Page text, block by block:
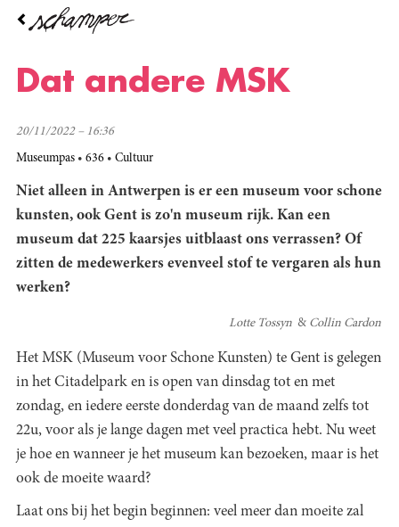
Overslaan
inhoudDat andere MSK
20/11/2022 – 16:36
Museumpas 636 Cultuur
Niet alleen in Antwerpen is er een museum voor schone
kunsten, ook Gent is zo'n museum rijk. Kan een
museum dat 225 kaarsjes uitblaast ons verrassen? Of
zitten de medewerkers evenveel stof te vergaren als hun
werken?
Lotte Tossyn Collin Cardon
Het MSK (Museum voor Schone Kunsten) te Gent is gelegen
in het Citadelpark en is open van dinsdag tot en met
zondag, en iedere eerste donderdag van de maand zelfs tot
22u, voor als je lange dagen met veel practica hebt. Nu weet
je hoe en wanneer je het museum kan bezoeken, maar is het
ook de moeite waard?
Laat ons bij het begin beginnen: veel meer dan moeite zal